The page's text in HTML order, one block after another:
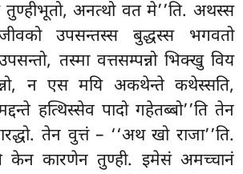
तुण्हीभूतो, अनत्थो वत मे’’ति. अथस्स
उपसन्तस्स बुद्धस्स भगवतो
तस्मा वत्तसम्पन्नो भिक्खु विय
न एस मयि अकथेन्ते कथेस्सति,
हत्थिस्सेव पादो गहेतब्बो’’ति तेन
तेन वुत्तं – ‘‘अथ खो राजा’’ति.
केन कारणेन तुण्ही. इमेसं अमच्चानं